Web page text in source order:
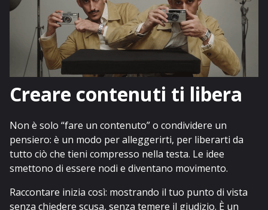
Creare contenuti ti libera
Non è solo “fare un contenuto” o condividere un
pensiero: è un modo per alleggerirti, per liberarti da
tutto ciò che tieni compresso nella testa. Le idee
smettono di essere nodi e diventano movimento.
Raccontare inizia così: mostrando il tuo punto di vista
senza chiedere scusa, senza temere il giudizio. È un